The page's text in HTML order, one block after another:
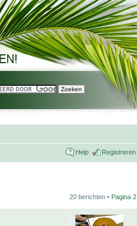
Help Registreren
20 berichten • Pagina 2